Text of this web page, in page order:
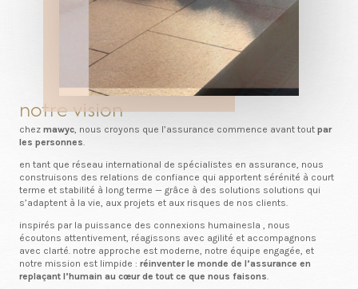
notre vision
chez mawyc , nous croyons que l’assurance commence avant tout par
les personnes
en tant que réseau international de spécialistes en assurance, nous
construisons des relations de confiance qui apportent sérénité à court
terme et stabilité à long terme — grâce à des solutions solutions qui
s’adaptent à la vie, aux projets et aux risques de nos clients.
inspirés par la puissance des connexions humainesla , nous
écoutons attentivement, réagissons avec agilité et accompagnons
avec clarté. notre approche est moderne, notre équipe engagée, et
notre mission est limpide : réinventer le monde de l’assurance en
replaçant l’humain au cœur de tout ce que nous faisons